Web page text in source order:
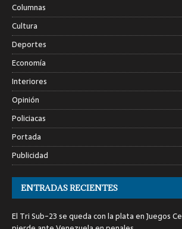
Columnas
Cultura
Deportes
Economía
Interiores
Opinión
Policiacas
Portada
Publicidad
ENTRADAS RECIENTES
El Tri Sub-23 se queda con la plata en Juegos